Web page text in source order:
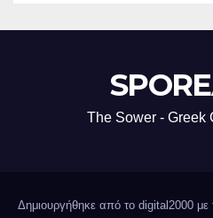
The Sower - Greek
Δημιουργήθηκε από το digital2000 με